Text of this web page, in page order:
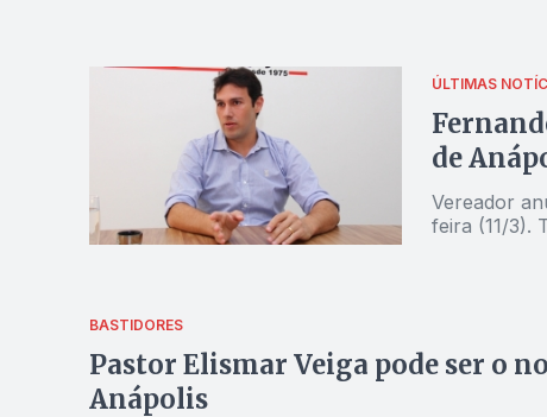
ÚLTIMAS
de
Vereador
feira (11/3).
BASTIDORES
Pastor Elismar Veiga pode ser o
Anápolis